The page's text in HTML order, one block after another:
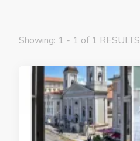
Showing: 1 - 1 of 1 RESULTS